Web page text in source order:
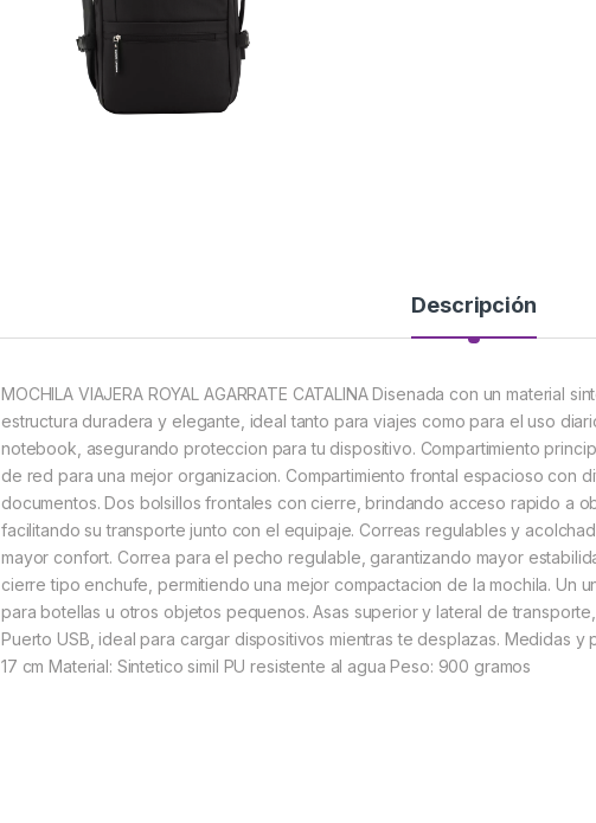
Descripción
MOCHILA VIAJERA ROYAL AGARRATE CATALINA Disenada con un material
estructura duradera y elegante, ideal tanto para viajes como para el uso
notebook, asegurando proteccion para tu dispositivo. Compartimiento
de red para una mejor organizacion. Compartimiento frontal espacioso con
documentos. Dos bolsillos frontales con cierre, brindando acceso rapido a
facilitando su transporte junto con el equipaje. Correas regulables y
mayor confort. Correa para el pecho regulable, garantizando mayor
cierre tipo enchufe, permitiendo una mejor compactacion de la mochila. Un
para botellas u otros objetos pequenos. Asas superior y lateral de
Puerto USB, ideal para cargar dispositivos mientras te desplazas. Medidas y
17 cm Material: Sintetico simil PU resistente al agua Peso: 900 gramos